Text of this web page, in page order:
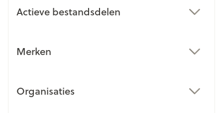
Actieve bestandsdelen
Merken
Organisaties